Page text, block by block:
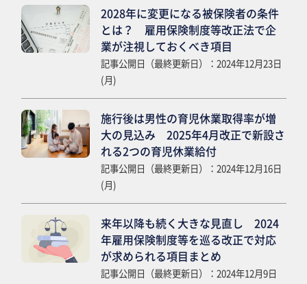
2028年に変更になる被保険者の条件
とは？ 雇用保険制度等改正法で企
業が注視しておくべき項目
記事公開日（最終更新日）：2024年12月23日
(月)
施行後は男性の育児休業取得率が増
大の見込み 2025年4月改正で新設さ
れる2つの育児休業給付
記事公開日（最終更新日）：2024年12月16日
(月)
来年以降も続く大きな見直し 2024
年雇用保険制度等を巡る改正で対応
が求められる項目まとめ
記事公開日（最終更新日）：2024年12月9日